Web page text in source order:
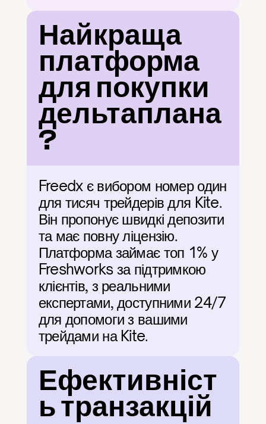
Найкраща
платформа
для покупки
дельтаплана
?
Freedx є вибором номер один
для тисяч трейдерів для Kite.
Він пропонує швидкі депозити
та має повну ліцензію.
Платформа займає топ 1% у
Freshworks за підтримкою
клієнтів, з реальними
експертами, доступними 24/7
для допомоги з вашими
трейдами на Kite.
Ефективніст
ь транзакцій